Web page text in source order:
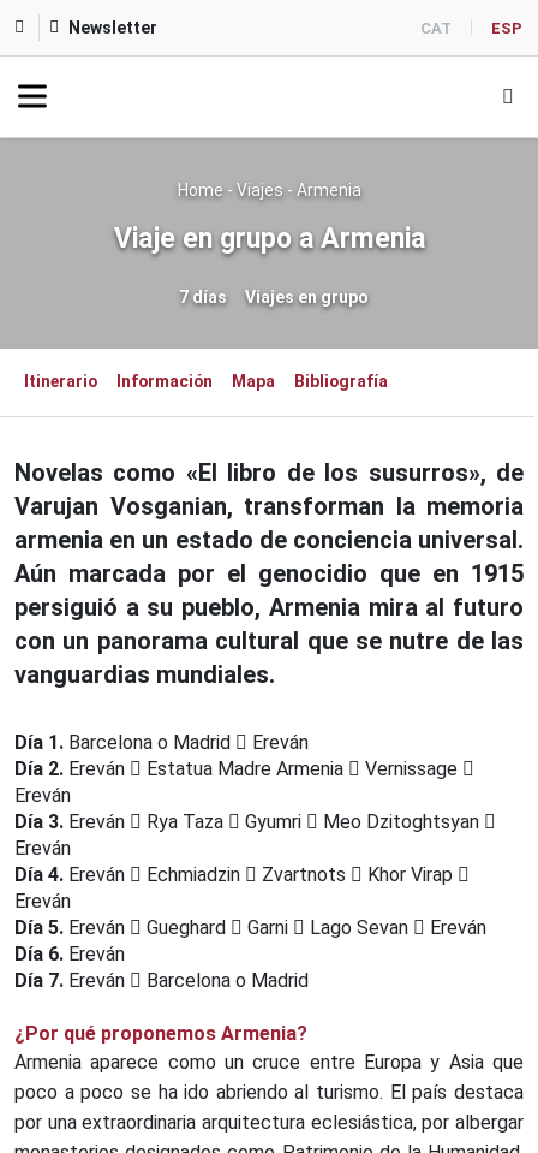
Newsletter CAT ESP
Home - Viajes - Armenia
Viaje en grupo a Armenia
7 días Viajes en grupo
Itinerario Información Mapa Bibliografía
Novelas como «El libro de los susurros», de
Varujan Vosganian, transforman la memoria
armenia en un estado de conciencia universal.
Aún marcada por el genocidio que en 1915
persiguió a su pueblo, Armenia mira al futuro
con un panorama cultural que se nutre de las
vanguardias mundiales.
Día 1. Barcelona o Madrid
Ereván
Día 2. Ereván Estatua Madre Armenia
Vernissage
Ereván
Día 3. Ereván Rya Taza Gyumri
Meo Dzitoghtsyan
Ereván
Día 4. Ereván Echmiadzin Zvartnots
Khor Virap
Ereván
Día 5. Ereván Gueghard Garni Lago Sevan
Ereván
Día 6. Ereván
Día 7. Ereván Barcelona o Madrid
¿Por qué proponemos Armenia?
Armenia aparece como un cruce entre Europa y Asia que
poco a poco se ha ido abriendo al turismo. El país destaca
por una extraordinaria arquitectura eclesiástica, por albergar